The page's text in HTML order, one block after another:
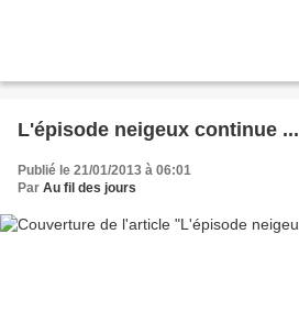
L'épisode neigeux continue ...
Publié le 21/01/2013 à 06:01
Par Au fil des jours